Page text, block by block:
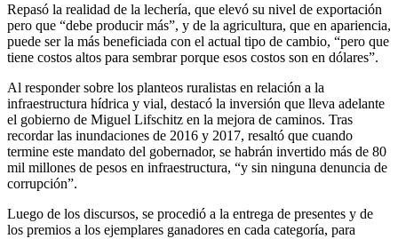
Repasó la realidad de la lechería, que elevó su nivel de exportación
pero que “debe producir más”, y de la agricultura, que en apariencia,
puede ser la más beneficiada con el actual tipo de cambio, “pero que
tiene costos altos para sembrar porque esos costos son en dólares”.
Al responder sobre los planteos ruralistas en relación a la
infraestructura hídrica y vial, destacó la inversión que lleva adelante
el gobierno de Miguel Lifschitz en la mejora de caminos. Tras
recordar las inundaciones de 2016 y 2017, resaltó que cuando
termine este mandato del gobernador, se habrán invertido más de 80
mil millones de pesos en infraestructura, “y sin ninguna denuncia de
corrupción”.
Luego de los discursos, se procedió a la entrega de presentes y de
los premios a los ejemplares ganadores en cada categoría, para